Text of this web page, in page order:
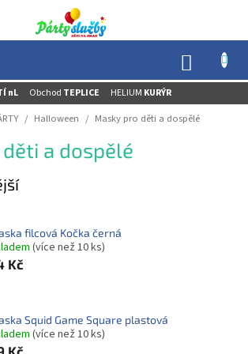
nL Obchod TEPLICE HELIUM KURÝR
KOŠÍK
/ Halloween / Masky pro děti a dospělé
a dospělé
filcová Kočka černá
(více než 10 ks)
Kč
Squid Game Square plastová
(více než 10 ks)
Kč